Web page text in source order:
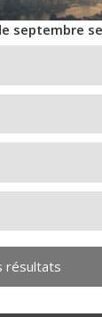
septembre
résultats